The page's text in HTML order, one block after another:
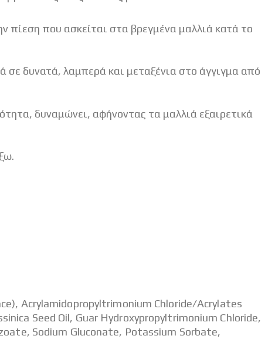
πίεση που ασκείται στα βρεγμένα μαλλιά κατά το
δυνατά, λαμπερά και μεταξένια στο άγγιγμα από
δυναμώνει, αφήνοντας τα μαλλιά εξαιρετικά
Acrylamidopropyltrimonium Chloride/Acrylates
Seed Oil, Guar Hydroxypropyltrimonium Chloride,
Sodium Gluconate, Potassium Sorbate,